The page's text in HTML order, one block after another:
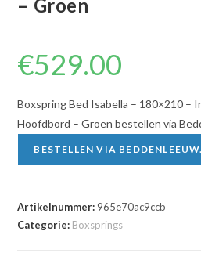
– Groen
€529.00
Boxspring Bed Isabella – 180×210 –
Hoofdbord – Groen bestellen via
BESTELLEN VIA
Artikelnummer: 965e70ac9ccb
Categorie: Boxsprings